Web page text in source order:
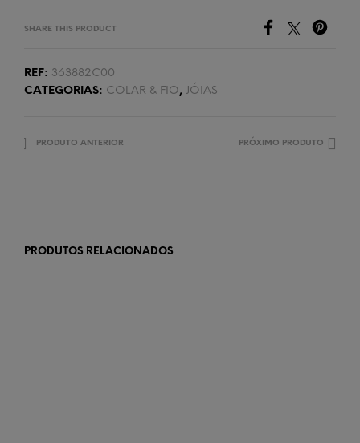
SHARE THIS PRODUCT
REF: 363882C00
CATEGORIAS: COLAR & FIO, JÓIAS
PRODUTO ANTERIOR PRÓXIMO PRODUTO
PRODUTOS RELACIONADOS